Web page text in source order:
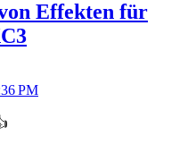
Effekten für
PM